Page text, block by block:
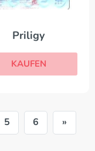
Priligy
KAUFEN
5 6 »